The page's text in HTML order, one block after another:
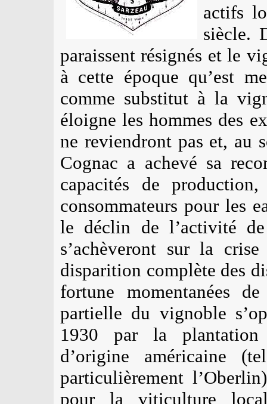
actifs
siècle.
paraissent résignés et le
à cette époque qu’est
comme substitut à la
éloigne les hommes des
ne reviendront pas et, au
Cognac a achevé sa
capacités de
consommateurs pour les
le déclin de l’activité
s’achèveront sur la
disparition complète des
fortune momentanées
partielle du vignoble
1930 par la plantation
d’origine américaine
particulièrement
pour la viticulture